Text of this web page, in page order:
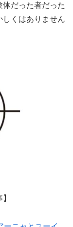
だった者だった
しくはありません